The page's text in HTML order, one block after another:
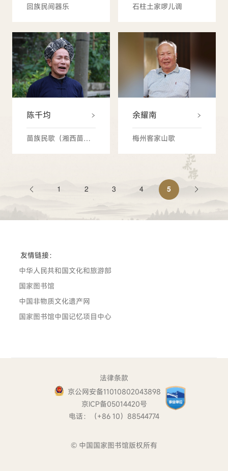
回族民间器乐 石柱土家啰儿调
陈千均
苗族民歌（湘西苗族民歌）
余耀南
梅州客家山歌
1 2 3 4 5
友情链接：
中华人民共和国文化和旅游部
国家图书馆
中国非物质文化遗产网
国家图书馆中国记忆项目中心
法律条款
京公网安备11010802043898
京ICP备05014420号
电话：（+86 10）88544774
© 中国国家图书馆版权所有